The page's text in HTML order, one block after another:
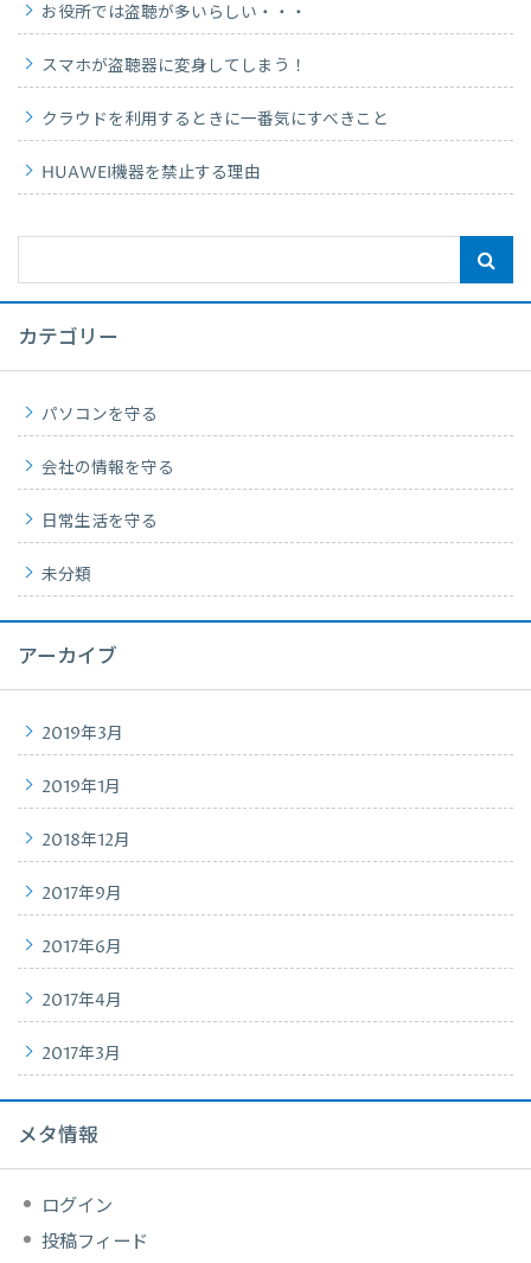
お役所では盗聴が多いらしい・・・
スマホが盗聴器に変身してしまう！
クラウドを利用するときに一番気にすべきこと
HUAWEI機器を禁止する理由
カテゴリー
パソコンを守る
会社の情報を守る
日常生活を守る
未分類
アーカイブ
2019年3月
2019年1月
2018年12月
2017年9月
2017年6月
2017年4月
2017年3月
メタ情報
ログイン
投稿フィード